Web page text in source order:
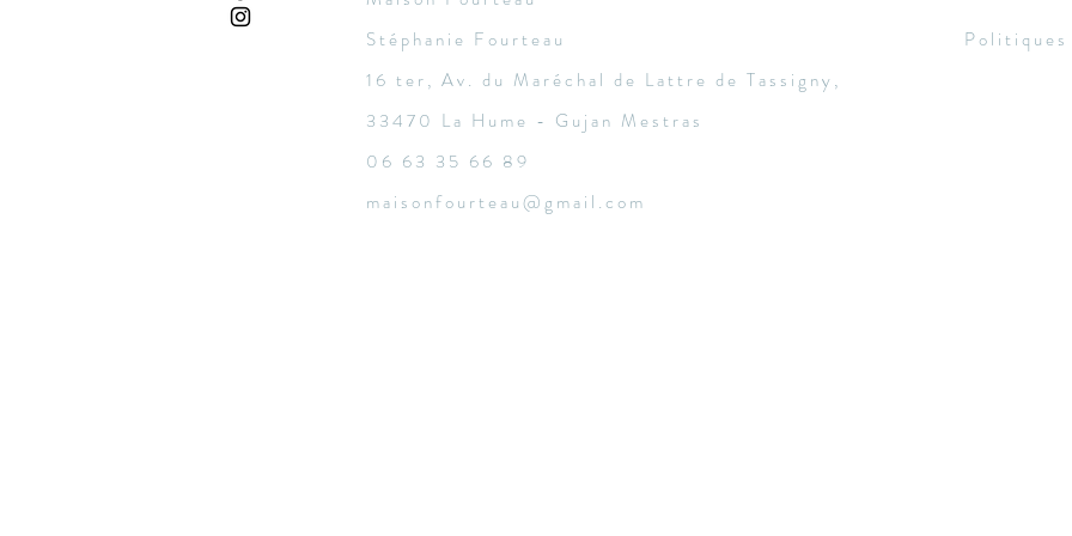
tout
Stéphanie Fourteau
16 ter, Av. du Maréchal de Lattre de Tassigny,
33470 La Hume - Gujan Mestras
06 63 35 66 89
maisonfourteau@gmail.com
Politiques